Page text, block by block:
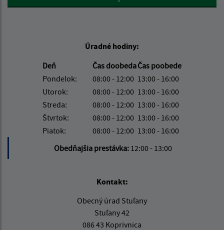
Úradné hodiny:
Deň
Čas doobedaČas poobede
Pondelok:
08:00 - 12:00 13:00 - 16:00
Utorok:
08:00 - 12:00 13:00 - 16:00
Streda:
08:00 - 12:00 13:00 - 16:00
Štvrtok:
08:00 - 12:00 13:00 - 16:00
Piatok:
08:00 - 12:00 13:00 - 16:00
Obedňajšia prestávka: 12:00 - 13:00
Kontakt:
Obecný úrad Stuľany
Stuľany 42
086 43 Koprivnica